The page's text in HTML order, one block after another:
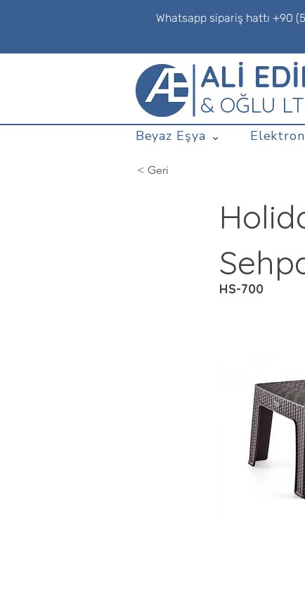
Whatsapp sipariş hattı +90
ALİ
& OĞLU
Beyaz Eşya ⌄
< Geri
HS-700